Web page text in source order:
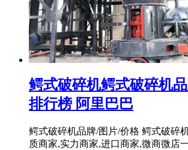
鳄式破碎机鳄式破碎机品
排行榜 阿里巴巴
鳄式破碎机品牌/图片/价格 鳄式破碎
质商家,实力商家,进口商家,微商微店